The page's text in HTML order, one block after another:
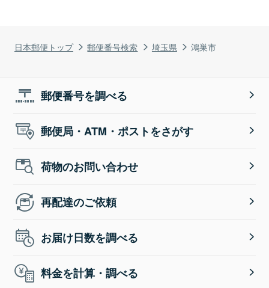
日本郵便トップ 郵便番号検索 埼玉県 鴻巣市
郵便番号を調べる
郵便局・ATM・ポストをさがす
荷物のお問い合わせ
再配達のご依頼
お届け日数を調べる
料金を計算・調べる